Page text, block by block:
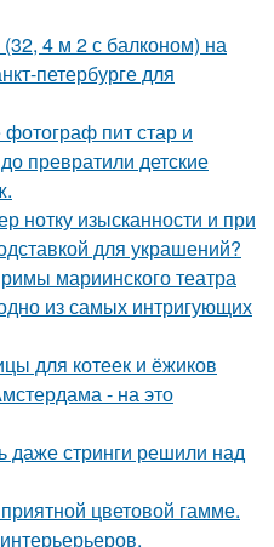
4 м 2 с балконом) на
петербурге для
пит стар и
превратили детские
нотку изысканности и при
для украшений?
мариинского театра
из самых интригующих
для котеек и ёжиков
- на это
даже стринги решили над
цветовой гамме.